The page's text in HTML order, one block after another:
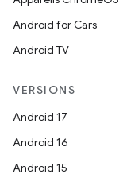
Android for Cars
Android TV
VERSIONS
Android 17
Android 16
Android 15